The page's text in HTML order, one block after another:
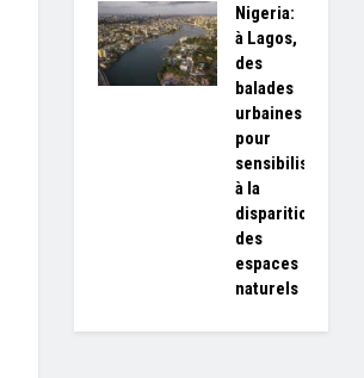
Nigeria:
à Lagos,
des
balades
urbaines
pour
sensibiliser
à la
disparition
des
espaces
naturels